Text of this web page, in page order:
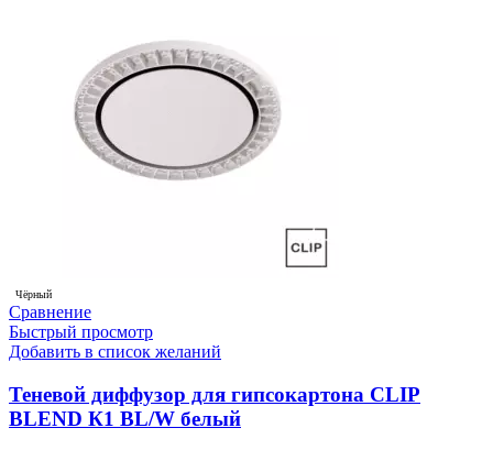
Чёрный
Сравнение
Быстрый просмотр
Добавить в список желаний
Теневой диффузор для гипсокартона CLIP
BLEND К1 BL/W белый